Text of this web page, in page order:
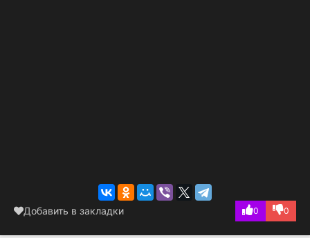
Добавить в закладки 0 0